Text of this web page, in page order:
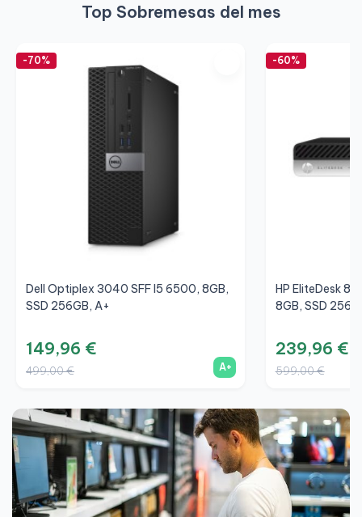
Top Sobremesas del mes
-70%
Dell Optiplex 3040 SFF I5 6500, 8GB,
SSD 256GB, A+
149,96 €
499,00 € A+
-60%
HP EliteDesk
8GB, SSD
239,96 €
599,00 €